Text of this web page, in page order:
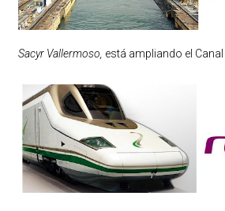
Sacyr Vallermoso, está ampliando el Canal